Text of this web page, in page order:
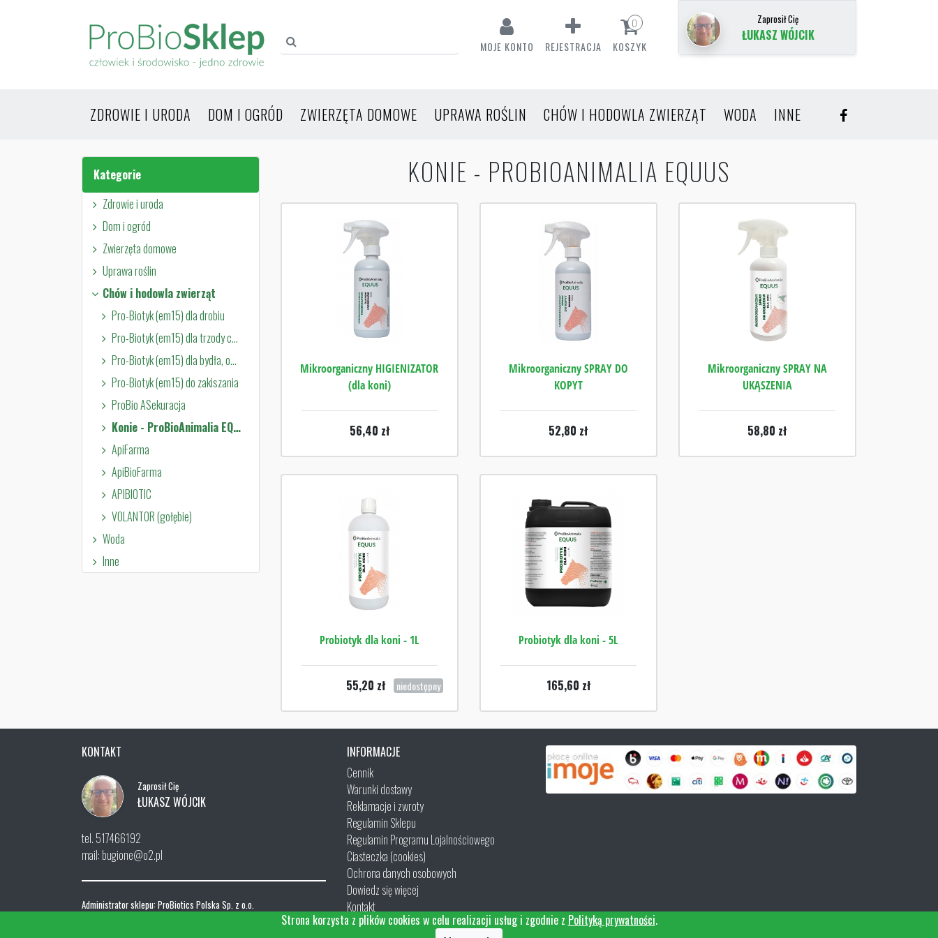
MOJE KONTO REJESTRACJA KOSZYK
0 Zaprosił Cię
ŁUKASZ WÓJCIK
ZDROWIE I URODA DOM I OGRÓD ZWIERZĘTA DOMOWE UPRAWA ROŚLIN CHÓW I HODOWLA ZWIERZĄT WODA INNE
Kategorie
Zdrowie i uroda
Dom i ogród
Zwierzęta domowe
Uprawa roślin
Chów i hodowla zwierząt
Pro-Biotyk (em15) dla drobiu
Pro-Biotyk (em15) dla trzody chlewnej
Pro-Biotyk (em15) dla bydła, owiec i kóz
Pro-Biotyk (em15) do zakiszania
ProBio ASekuracja
Konie - ProBioAnimalia EQUUS
ApiFarma
ApiBioFarma
APIBIOTIC
VOLANTOR (gołębie)
Woda
Inne
KONIE - PROBIOANIMALIA EQUUS
Mikroorganiczny HIGIENIZATOR
(dla koni)
56,40 zł
Mikroorganiczny SPRAY DO
KOPYT
52,80 zł
Mikroorganiczny SPRAY NA
UKĄSZENIA
58,80 zł
Probiotyk dla koni - 1L
55,20 zł niedostępny
Probiotyk dla koni - 5L
165,60 zł
KONTAKT
Zaprosił Cię
ŁUKASZ WÓJCIK
tel. 517466192
mail: bugione@o2.pl
Administrator sklepu: ProBiotics Polska Sp. z o.o.
INFORMACJE
Cennik
Warunki dostawy
Reklamacje i zwroty
Regulamin Sklepu
Regulamin Programu Lojalnościowego
Ciasteczka (cookies)
Ochrona danych osobowych
Dowiedz się więcej
Kontakt
Strona korzysta z plików cookies w celu realizacji usług i zgodnie z Polityką prywatności.